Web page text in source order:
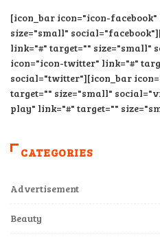
[icon_bar icon="icon-
size="small"
link="#" target="" size="small"
icon="icon-twitter" link="#"
social="twitter"][icon_bar
target="" size="small"
play" link="#" target=""
CATEGORIES
Advertisement
Beauty